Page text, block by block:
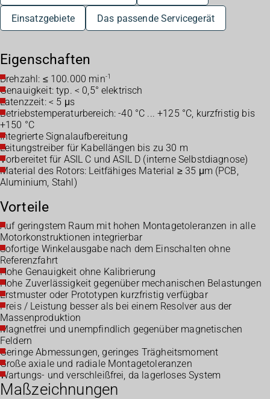
Einsatzgebiete Das passende Servicegerät
Eigenschaften
Drehzahl: ≤ 100.000 min-1
Genauigkeit: typ. < 0,5° elektrisch
Latenzzeit: < 5 μs
Betriebstemperaturbereich: -40 °C ... +125 °C, kurzfristig bis
+150 °C
Integrierte Signalaufbereitung
Leitungstreiber für Kabellängen bis zu 30 m
Vorbereitet für ASIL C und ASIL D (interne Selbstdiagnose)
Material des Rotors: Leitfähiges Material ≥ 35 μm (PCB,
Aluminium, Stahl)
Vorteile
Auf geringstem Raum mit hohen Montagetoleranzen in alle
Motorkonstruktionen integrierbar
Sofortige Winkelausgabe nach dem Einschalten ohne
Referenzfahrt
Hohe Genauigkeit ohne Kalibrierung
Hohe Zuverlässigkeit gegenüber mechanischen Belastungen
Erstmuster oder Prototypen kurzfristig verfügbar
Preis / Leistung besser als bei einem Resolver aus der
Massenproduktion
Magnetfrei und unempfindlich gegenüber magnetischen
Feldern
Geringe Abmessungen, geringes Trägheitsmoment
Große axiale und radiale Montagetoleranzen
Wartungs- und verschleißfrei, da lagerloses System
Maßzeichnungen